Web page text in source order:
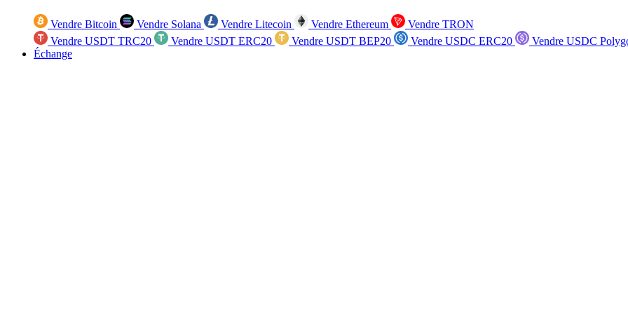
Vendre Bitcoin Vendre Solana Vendre Litecoin Vendre Ethereum
Vendre TRON
Vendre USDT TRC20
Vendre USDT ERC20 Vendre USDT BEP20 Vendre USDC ERC20
Vendre USDC
Échange